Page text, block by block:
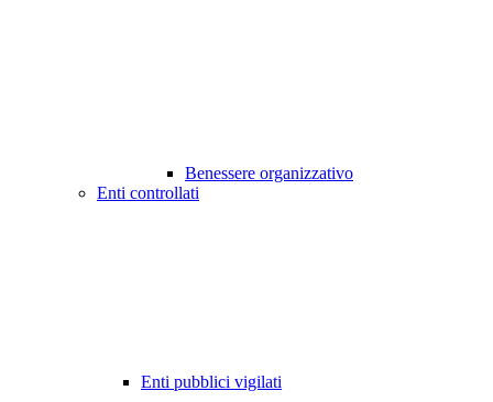
Benessere organizzativo
Enti controllati
Enti pubblici vigilati